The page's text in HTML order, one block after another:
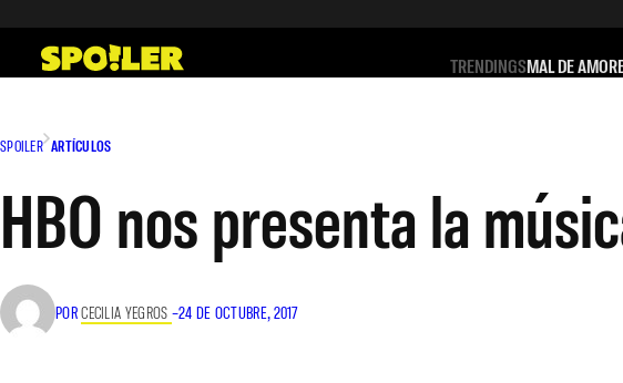
contenido
TRENDINGSMAL DE
SPOILER ARTÍCULOS
HBO nos presenta la
PORCECILIA YEGROS –24 DE OCTUBRE, 2017